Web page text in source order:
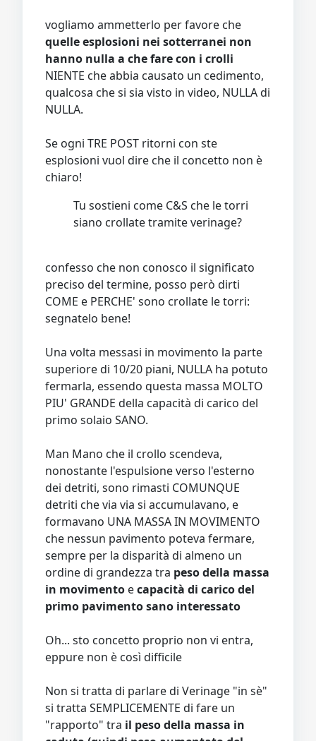
vogliamo ammetterlo per favore che
quelle esplosioni nei sotterranei non
hanno nulla a che fare con i crolli
NIENTE che abbia causato un cedimento,
qualcosa che si sia visto in video, NULLA di
NULLA.
Se ogni TRE POST ritorni con ste
esplosioni vuol dire che il concetto non è
chiaro!
Tu sostieni come C&S che le torri
siano crollate tramite verinage?
confesso che non conosco il significato
preciso del termine, posso però dirti
COME e PERCHE' sono crollate le torri:
segnatelo bene!
Una volta messasi in movimento la parte
superiore di 10/20 piani, NULLA ha potuto
fermarla, essendo questa massa MOLTO
PIU' GRANDE della capacità di carico del
primo solaio SANO.
Man Mano che il crollo scendeva,
nonostante l'espulsione verso l'esterno
dei detriti, sono rimasti COMUNQUE
detriti che via via si accumulavano, e
formavano UNA MASSA IN MOVIMENTO
che nessun pavimento poteva fermare,
sempre per la disparità di almeno un
ordine di grandezza tra peso della massa
in movimento ecapacità di carico del
primo pavimento sano interessato
Oh... sto concetto proprio non vi entra,
eppure non è così difficile
Non si tratta di parlare di Verinage "in sè"
si tratta SEMPLICEMENTE di fare un
"rapporto" tra il peso della massa in